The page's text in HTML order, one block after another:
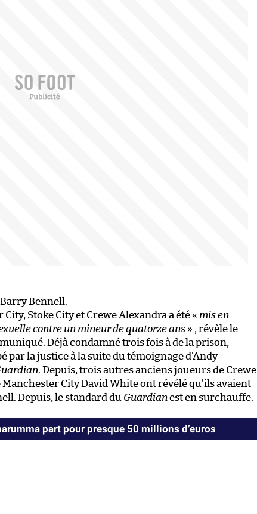
Bennell.
Stoke City et Crewe Alexandra a été « mis en
contre un mineur de quatorze ans » , révèle le
Déjà condamné trois fois à de la prison,
par la justice à la suite du témoignage d’Andy
. Depuis, trois autres anciens joueurs de Crewe
City David White ont révélé qu’ils avaient
Depuis, le standard du Guardianest en surchauffe.
part pour presque 50 millions d’euros